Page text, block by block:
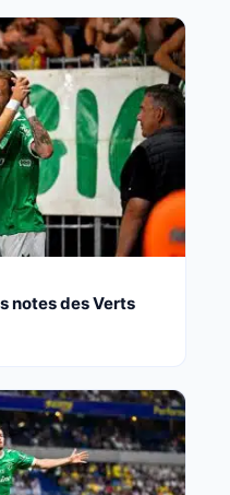
notes des Verts